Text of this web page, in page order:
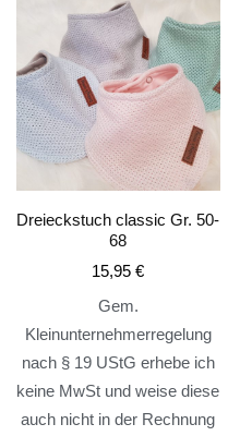
Dreieckstuch classic Gr. 50-
68
15,95€
Gem.
Kleinunternehmerregelung
nach § 19 UStG erhebe ich
keine MwSt und weise diese
auch nicht in der Rechnung